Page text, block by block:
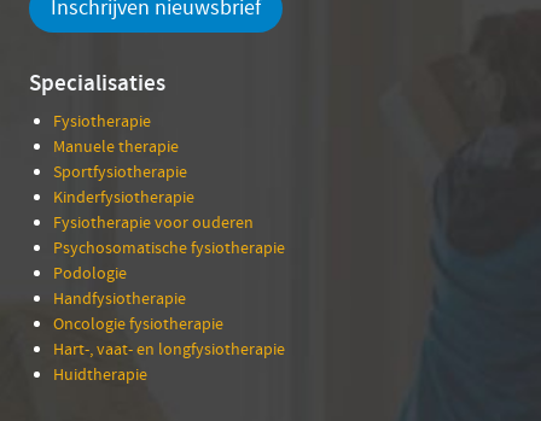
Inschrijven nieuwsbrief
Specialisaties
Fysiotherapie
Manuele therapie
Sportfysiotherapie
Kinderfysiotherapie
Fysiotherapie voor ouderen
Psychosomatische fysiotherapie
Podologie
Handfysiotherapie
Oncologie fysiotherapie
Hart-, vaat- en longfysiotherapie
Huidtherapie